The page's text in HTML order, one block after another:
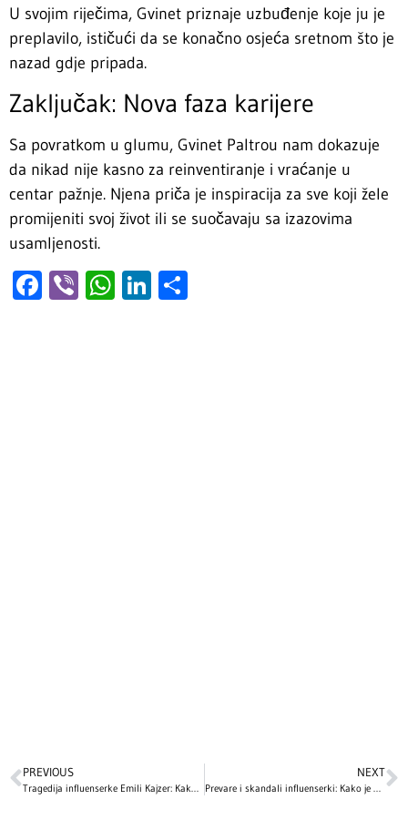
U svojim riječima, Gvinet priznaje uzbuđenje koje ju je
preplavilo, ističući da se konačno osjeća sretnom što je
nazad gdje pripada.
Zaključak: Nova faza karijere
Sa povratkom u glumu, Gvinet Paltrou nam dokazuje
da nikad nije kasno za reinventiranje i vraćanje u
centar pažnje. Njena priča je inspiracija za sve koji žele
promijeniti svoj život ili se suočavaju sa izazovima
usamljenosti.
Facebook
ViberWhatsApp
LinkedIn
PREVIOUS
Tragedija influenserke Emili Kajzer: Kako se porodica nosi s gubitkom i optužbama
NEXT
Prevare i skandali influenserki: Kako je Kjara Feranji obmanula javnost?